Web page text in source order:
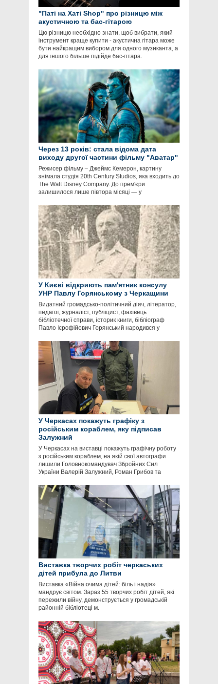
"Паті на Хаті Shop" про різницю між
акустичною та бас-гітарою
Цю різницю необхідно знати, щоб вибрати, який
інструмент краще купити - акустична гітара може
бути найкращим вибором для одного музиканта, а
для іншого більше підійде бас-гітара.
Через 13 років: стала відома дата
виходу другої частини фільму "Аватар"
Режисер фільму – Джеймс Кемерон, картину
знімала студія 20th Century Studios, яка входить до
The Walt Disney Company. До прем'єри
залишилося лише півтора місяці — у
У Києві відкриють пам'ятник консулу
УНР Павлу Горянському з Черкащини
Видатний громадсько-політичний діяч, літератор,
педагог, журналіст, публіцист, фахівець
бібліотечної справи, історик книги, бібліограф
Павло Ієрофійович Горянський народився у
У Черкасах покажуть графіку з
російським кораблем, яку підписав
Залужний
У Черкасах на виставці покажуть графічну роботу
з російським кораблем, на якій свої автографи
лишили Головнокомандувач Збройних Сил
України Валерій Залужний, Роман Грибов та
Виставка творчих робіт черкаських
дітей прибула до Литви
Виставка «Війна очима дітей: біль і надія»
мандрує світом. Зараз 55 творчих робіт дітей, які
пережили війну, демонструється у громадській
районній бібліотеці м.